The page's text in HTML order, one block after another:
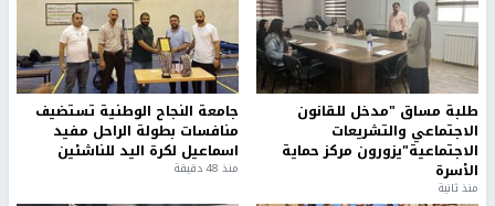
طلبة مساق "مدخل للقانون
الاجتماعي والتشريعات
الاجتماعية"يزورون مركز حماية
الأسرة
منذ ثانية
جامعة النجاح الوطنية تستضيف
منافسات بطولة الراحل مفيد
اسماعيل لكرة اليد للناشئين
منذ 48 دقيقة